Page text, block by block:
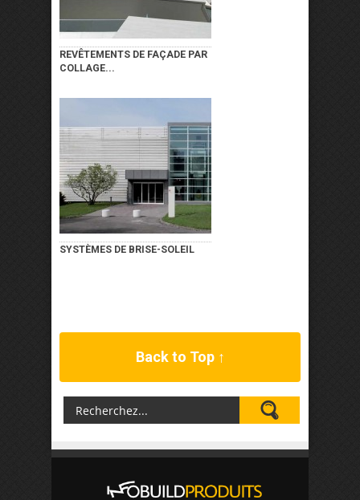
REVÊTEMENTS DE FAÇADE PAR
COLLAGE...
SYSTÈMES DE BRISE-SOLEIL
Back to Top ↑